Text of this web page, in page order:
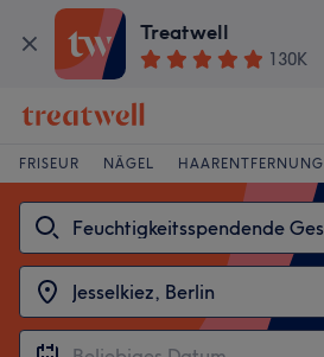
Treatwell
130K
FRISEUR NÄGEL HAARENTFERNUNG